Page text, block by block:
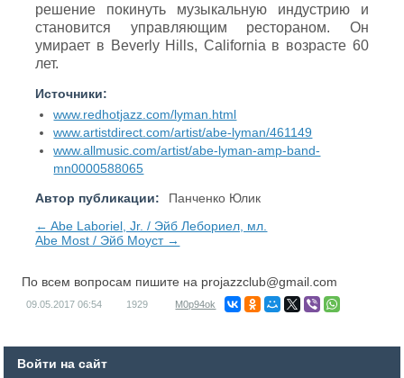
решение покинуть музыкальную индустрию и
становится управляющим рестораном. Он
умирает в Beverly Hills, California в возрасте 60
лет.
Источники:
www.redhotjazz.com/lyman.html
www.artistdirect.com/artist/abe-lyman/461149
www.allmusic.com/artist/abe-lyman-amp-band-
mn0000588065
Автор публикации:
Панченко Юлик
← Abe Laboriel, Jr. / Эйб Лебориел, мл.
Abe Most / Эйб Моуст →
По всем вопросам пишите на projazzclub@gmail.com
09.05.2017 06:54 1929 M0p94ok
Войти на сайт